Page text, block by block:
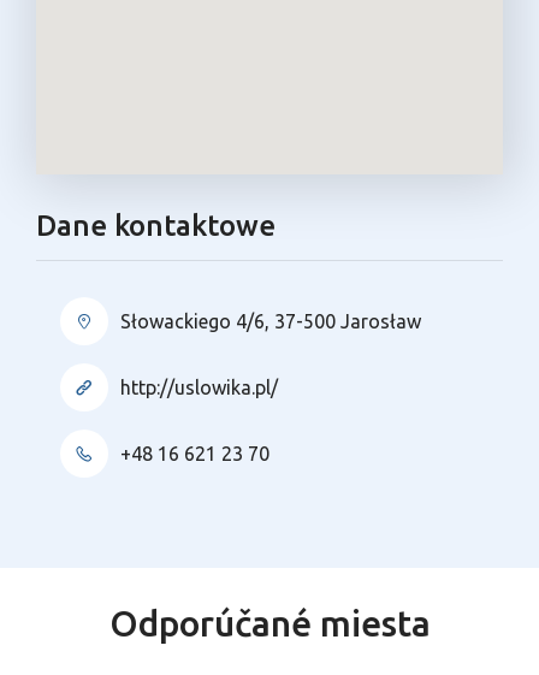
Dane kontaktowe
Słowackiego 4/6, 37-500 Jarosław
http://uslowika.pl/
+48 16 621 23 70
Odporúčané miesta